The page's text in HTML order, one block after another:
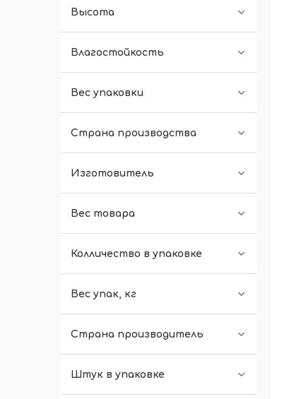
Высота
Влагостойкость
Вес упаковки
Страна производства
Изготовитель
Вес товара
Колличество в упаковке
Вес упак, кг
Страна производитель
Штук в упаковке